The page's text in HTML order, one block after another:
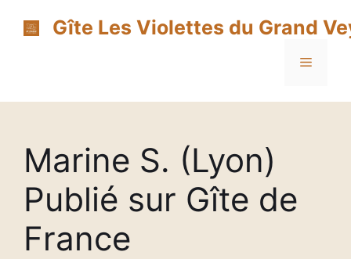
Gîte Les Violettes du Grand
Menu
Marine S. (Lyon)
Publié sur Gîte de
France